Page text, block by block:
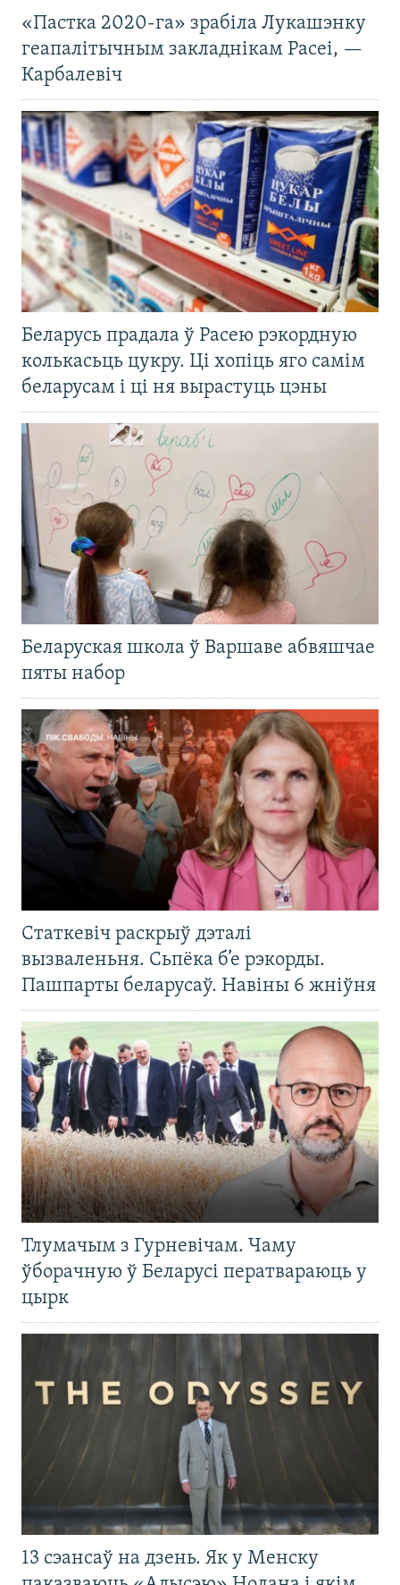
«Пастка 2020-га» зрабіла Лукашэнку
геапалітычным закладнікам Расеі, —
Карбалевіч
Беларусь прадала ў Расею рэкордную
колькасьць цукру. Ці хопіць яго самім
беларусам і ці ня вырастуць цэны
Беларуская школа ў Варшаве абвяшчае
пяты набор
Статкевіч раскрыў дэталі
вызваленьня. Сьпёка б’е рэкорды.
Пашпарты беларусаў. Навіны 6 жніўня
Тлумачым з Гурневічам. Чаму
ўборачную ў Беларусі ператвараюць у
цырк
13 сэансаў на дзень. Як у Менску